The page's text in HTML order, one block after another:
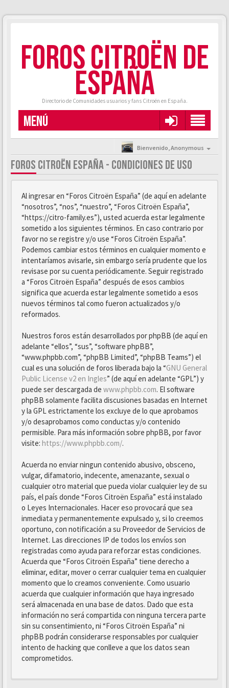
FOROS CITROËN DE
ESPAÑA
Directorio de Comunidades usuarios y fans Citroën en España.
MENÚ
Bienvenido,Anonymous
FOROS CITROËN ESPAÑA - CONDICIONES DE USO
Al ingresar en “Foros Citroën España” (de aquí en adelante
“nosotros”, “nos”, “nuestro”, “Foros Citroën España”,
“https://citro-family.es”), usted acuerda estar legalmente
sometido a los siguientes términos. En caso contrario por
favor no se registre y/o use “Foros Citroën España”.
Podemos cambiar estos términos en cualquier momento e
intentaríamos avisarle, sin embargo sería prudente que los
revisase por su cuenta periódicamente. Seguir registrado
a “Foros Citroën España” después de esos cambios
significa que acuerda estar legalmente sometido a esos
nuevos términos tal como fueron actualizados y/o
reformados.
Nuestros foros están desarrollados por phpBB (de aquí en
adelante “ellos”, “sus”, “software phpBB”,
“www.phpbb.com”, “phpBB Limited”, “phpBB Teams”) el
cual es una solución de foros liberada bajo la “GNU General
Public License v2 en Ingles” (de aquí en adelante “GPL”) y
puede ser descargada de www.phpbb.com. El software
phpBB solamente facilita discusiones basadas en Internet
y la GPL estrictamente los excluye de lo que aprobamos
y/o desaprobamos como conductas y/o contenido
permisible. Para más información sobre phpBB, por favor
visite: https://www.phpbb.com/.
Acuerda no enviar ningun contenido abusivo, obsceno,
vulgar, difamatorio, indecente, amenazante, sexual o
cualquier otro material que pueda violar cualquier ley de su
país, el país donde “Foros Citroën España” está instalado
o Leyes Internacionales. Hacer eso provocará que sea
inmediata y permanentemente expulsado y, si lo creemos
oportuno, con notificación a su Proveedor de Servicios de
Internet. Las direcciones IP de todos los envíos son
registradas como ayuda para reforzar estas condiciones.
Acuerda que “Foros Citroën España” tiene derecho a
eliminar, editar, mover o cerrar cualquier tema en cualquier
momento que lo creamos conveniente. Como usuario
acuerda que cualquier información que haya ingresado
será almacenada en una base de datos. Dado que esta
información no será compartida con ninguna tercera parte
sin su consentimiento, ni “Foros Citroën España” ni
phpBB podrán considerarse responsables por cualquier
intento de hacking que conlleve a que los datos sean
comprometidos.